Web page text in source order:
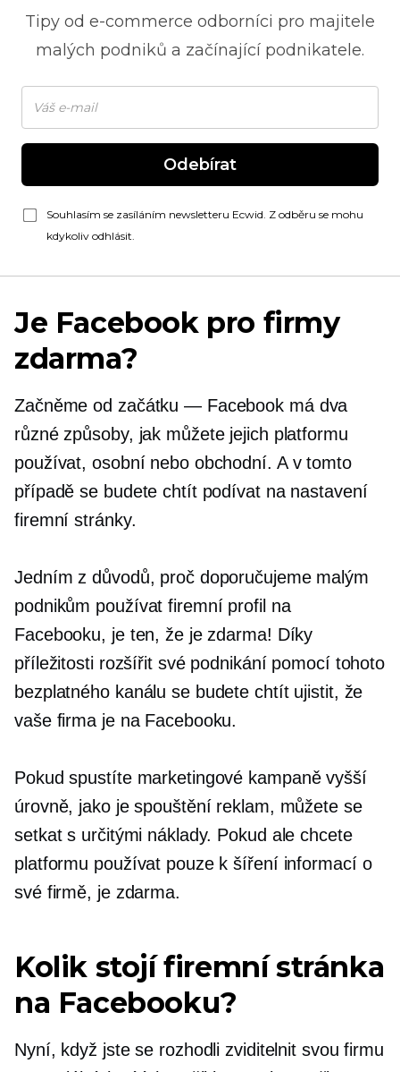
Tipy od e-commerce odborníci pro majitele
malých podniků a začínající podnikatele.
Odebírat
Souhlasím se zasíláním newsletteru Ecwid. Z odběru se mohu
kdykoliv odhlásit.
Je Facebook pro firmy
zdarma?
Začněme od začátku — Facebook má dva
různé způsoby, jak můžete jejich platformu
používat, osobní nebo obchodní. A v tomto
případě se budete chtít podívat na nastavení
firemní stránky.
Jedním z důvodů, proč doporučujeme malým
podnikům používat firemní profil na
Facebooku, je ten, že je zdarma! Díky
příležitosti rozšířit své podnikání pomocí tohoto
bezplatného kanálu se budete chtít ujistit, že
vaše firma je na Facebooku.
Pokud spustíte marketingové kampaně vyšší
úrovně, jako je spouštění reklam, můžete se
setkat s určitými náklady. Pokud ale chcete
platformu používat pouze k šíření informací o
své firmě, je zdarma.
Kolik stojí firemní stránka
na Facebooku?
Nyní, když jste se rozhodli zviditelnit svou firmu